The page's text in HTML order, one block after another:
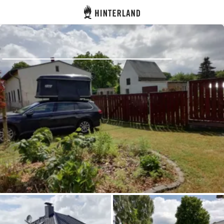
Hinterland
Se connecter
Créer un compte
Devenir hôte·sse
Emplacements
Hébergements
Routes